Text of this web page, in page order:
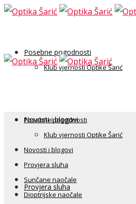
Posebne pogodnosti
Klub vjernosti Optike Šarić
Novosti i blogovi
Provjera sluha
Posebne pogodnosti
Klub vjernosti Optike Šarić
Novosti i blogovi
Provjera sluha
Sunčane naočale
Dioptrijske naočale